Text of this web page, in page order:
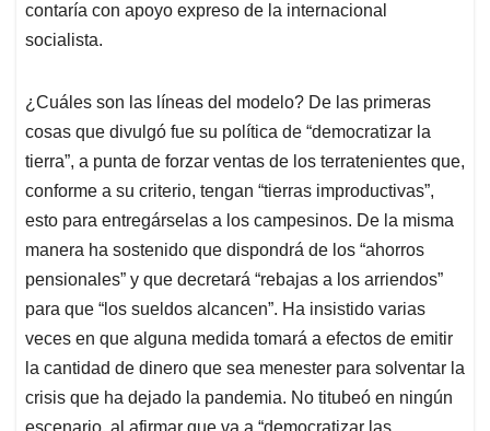
contaría con apoyo expreso de la internacional
socialista.
¿Cuáles son las líneas del modelo? De las primeras
cosas que divulgó fue su política de “democratizar la
tierra”, a punta de forzar ventas de los terratenientes que,
conforme a su criterio, tengan “tierras improductivas”,
esto para entregárselas a los campesinos. De la misma
manera ha sostenido que dispondrá de los “ahorros
pensionales” y que decretará “rebajas a los arriendos”
para que “los sueldos alcancen”. Ha insistido varias
veces en que alguna medida tomará a efectos de emitir
la cantidad de dinero que sea menester para solventar la
crisis que ha dejado la pandemia. No titubeó en ningún